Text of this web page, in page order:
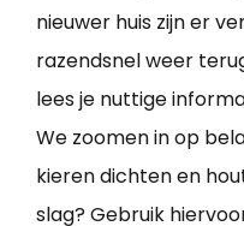
nieuwer huis zijn er
razendsnel weer
lees je nuttige
We zoomen in op
kieren dichten en
slag? Gebruik